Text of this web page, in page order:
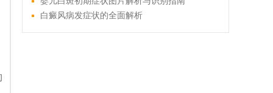
白癜风病发症状的全面解析